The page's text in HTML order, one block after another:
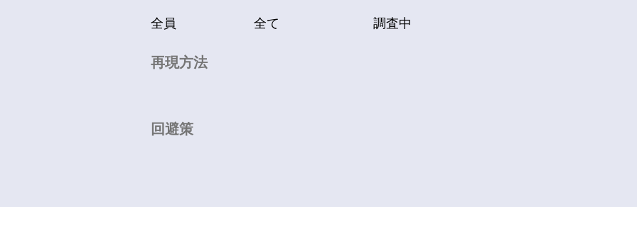
全員 全て 調査中
再現方法
回避策